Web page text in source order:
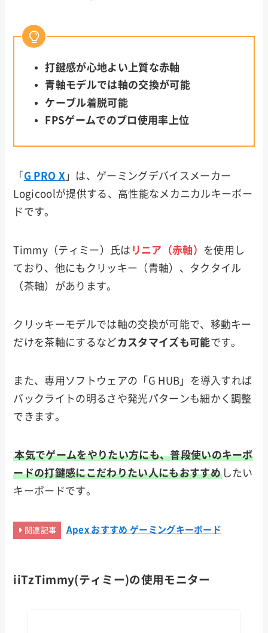
打鍵感が心地よい上質な赤軸
青軸モデルでは軸の交換が可能
ケーブル着脱可能
FPSゲームでのプロ使用率上位
「 G PRO X 」は、ゲーミングデバイスメーカー
Logicoolが提供する、高性能なメカニカルキーボー
ドです。
Timmy（ティミー）氏は リニア（赤軸）
を使用し
ており、他にもクリッキー（青軸）、タクタイル
（茶軸）があります。
クリッキーモデルでは軸の交換が可能で、移動キー
だけを茶軸にするなど カスタマイズも可能です。
また、専用ソフトウェアの「G HUB」を導入すれば
バックライトの明るさや発光パターンも細かく調整
できます。
本気でゲームをやりたい方にも、普段使いのキーボ
ードの打鍵感にこだわりたい人にもおすすめしたい
キーボードです。
関連記事 Apex おすすめ ゲーミングキーボード
iiTzTimmy(ティミー)の使用モニター